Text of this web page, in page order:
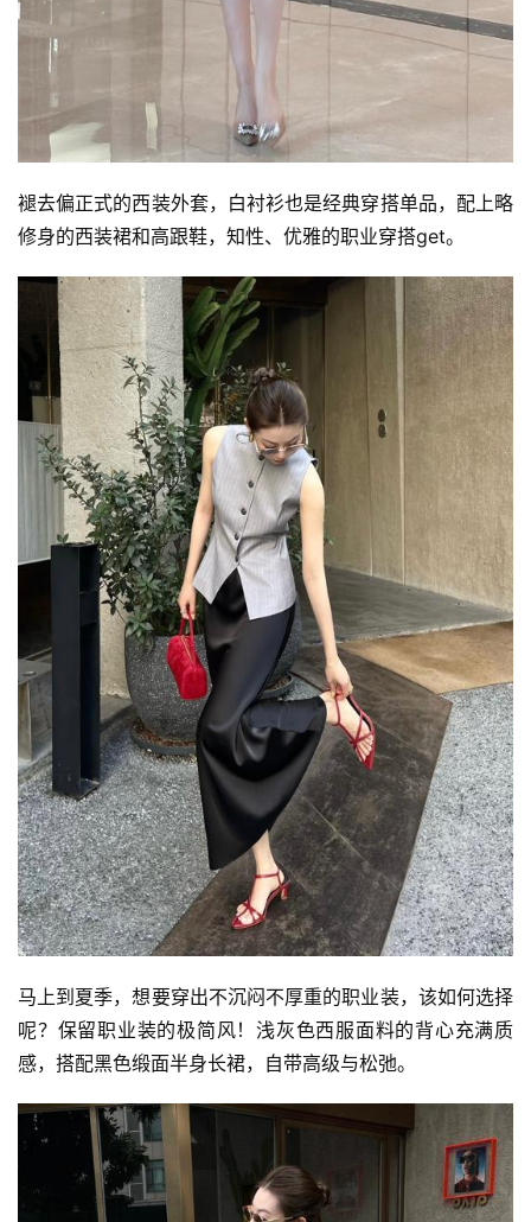
褪去偏正式的西装外套，白衬衫也是经典穿搭单品，配上略
修身的西装裙和高跟鞋，知性、优雅的职业穿搭get。
马上到夏季，想要穿出不沉闷不厚重的职业装，该如何选择
呢？保留职业装的极简风！浅灰色西服面料的背心充满质
感，搭配黑色缎面半身长裙，自带高级与松弛。